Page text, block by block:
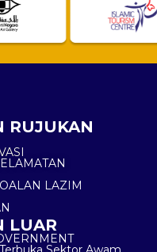
RUJUKAN
LAZIM
LUAR